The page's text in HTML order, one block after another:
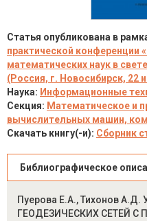
Статья опубликована в
практической конференции
математических наук в
(Россия, г. Новосибирск, 22
Наука: Информационные
Секция: Математическое и
вычислительных машин,
Скачать книгу(-и): Сборник
Библиографическое
Пуерова Е.А., Тихонов
ГЕОДЕЗИЧЕСКИХ СЕТЕЙ С